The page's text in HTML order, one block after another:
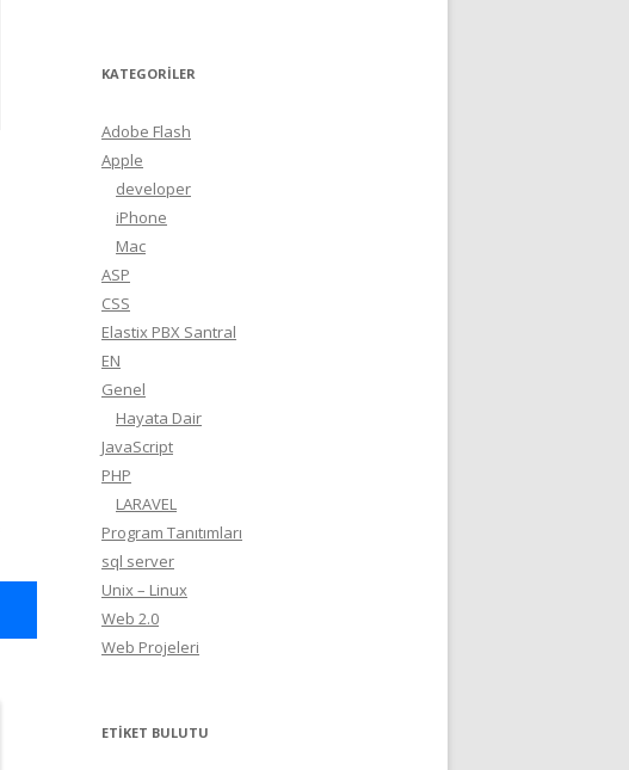
KATEGORILER
Adobe Flash
Apple
developer
iPhone
Mac
ASP
CSS
Elastix PBX Santral
EN
Genel
Hayata Dair
JavaScript
PHP
LARAVEL
Program Tanıtımları
sql server
Unix – Linux
Web 2.0
Web Projeleri
ETIKET BULUTU